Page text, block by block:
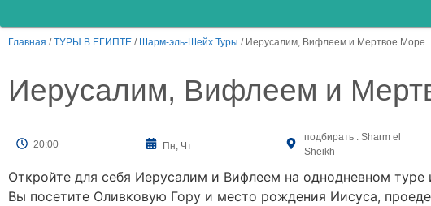
Главная /ТУРЫ В ЕГИПТЕ / Шарм-эль-Шейх Туры / Иерусалим, Вифлеем и Мертвое Море
Иерусалим, Вифлеем и
20:00 Пн, Чт
подбирать : Sharm el
Sheikh
Откройте для себя Иерусалим и Вифлеем на однодневном
Вы посетите Оливковую Гору и место рождения Иисуса,